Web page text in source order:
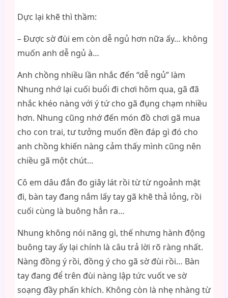
Dực lại khẽ thì thầm:
– Được sờ đùi em còn dễ ngủ hơn nữa ấy… không
muốn anh dễ ngủ à…
Anh chồng nhiều lần nhắc đến “dễ ngủ” làm
Nhung nhớ lại cuối buổi đi chơi hôm qua, gã đã
nhắc khéo nàng với ý tứ cho gã đụng chạm nhiều
hơn. Nhung cũng nhớ đến món đồ chơi gã mua
cho con trai, tư tưởng muốn đền đáp gì đó cho
anh chồng khiến nàng cảm thấy mình cũng nên
chiều gã một chút…
Cô em dâu đắn đo giây lát rồi từ từ ngoảnh mặt
đi, bàn tay đang nắm lấy tay gã khẽ thả lỏng, rồi
cuối cùng là buông hẳn ra…
Nhung không nói năng gì, thế nhưng hành động
buông tay ấy lại chính là câu trả lời rõ ràng nhất.
Nàng đồng ý rồi, đồng ý cho gã sờ đùi rồi… Bàn
tay đang để trên đùi nàng lập tức vuốt ve sờ
soạng đầy phấn khích. Không còn là nhẹ nhàng từ